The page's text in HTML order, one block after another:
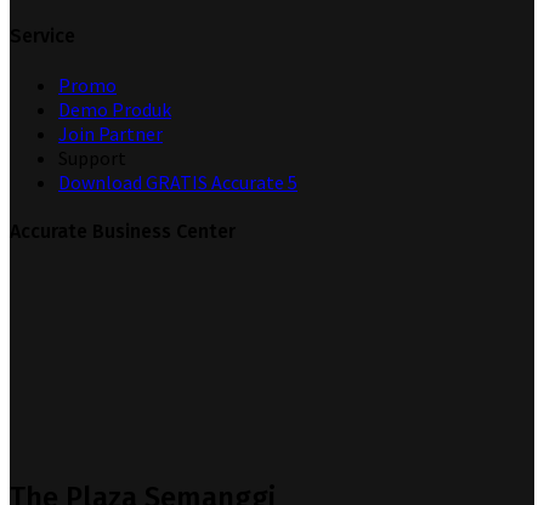
Promo
Demo Produk
Join Partner
Download GRATIS Accurate 5